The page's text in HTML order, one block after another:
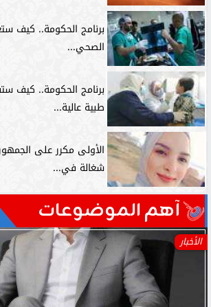
برنامج الحكومة.. كيف
الصحي...
برنامج الحكومة.. كيف
طبية عالية...
الأولى مكرر على
شغالة في...
آهم الموضوعات
العالم